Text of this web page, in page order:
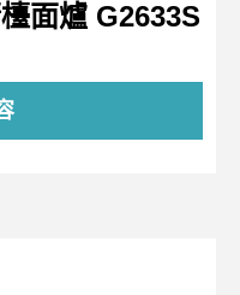
面爐 G2633S